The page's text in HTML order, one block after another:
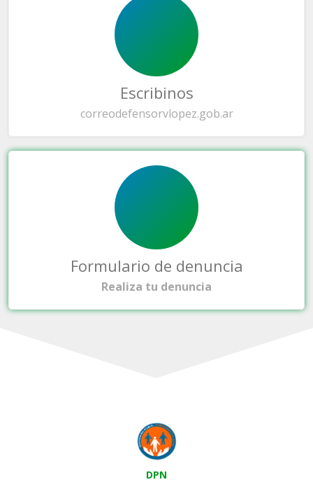
Escribinos
correodefensorvlopez.gob.ar
Formulario de denuncia
Realiza tu denuncia
DPN